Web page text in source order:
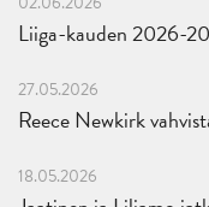
Liiga-kauden 2026-
27.05.2026
Reece Newkirk
18.05.2026